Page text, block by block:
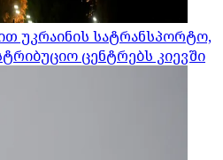
უკრაინის სატრანსპორტო,
ცენტრებს კიევში